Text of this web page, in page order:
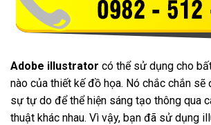
Adobe illustrator có thể sử dụng cho
nào của thiết kế đồ họa. Nó chắc chắn
sự tự do để thể hiện sáng tạo thông qua
thuật khác nhau. Vì vậy, bạn đã sử dụng